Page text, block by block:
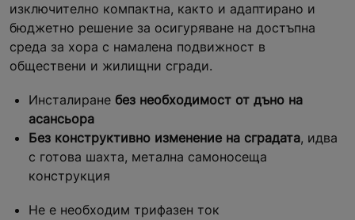
изключително компактна, както и адаптирано и
бюджетно решение за осигуряване на достъпна
среда за хора с намалена подвижност в
обществени и жилищни сгради.
Инсталиране без необходимост от дъно на
асансьора
Без конструктивно изменение на сградата, идва
с готова шахта, метална самоносеща
конструкция
Не е необходим трифазен ток